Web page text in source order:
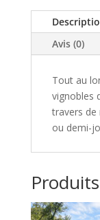
en
Quad
1
Dégustation
Avis (0)
Tout au
vignobles
travers de
ou demi-